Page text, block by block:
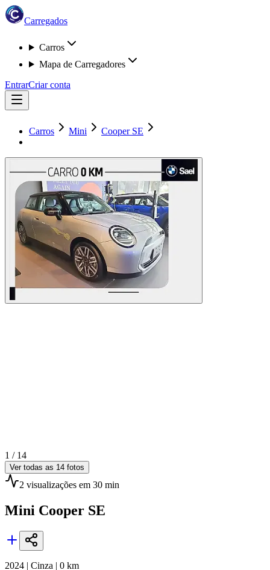
Carregados
Carros
Mapa de Carregadores
EntrarCriar conta
Carros Mini Cooper SE
1 / 14
Ver todas as 14 fotos
2 visualizações em 30 min
Mini Cooper SE
2024 | Cinza | 0 km